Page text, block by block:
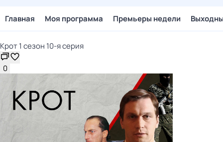
Главная Моя программа Премьеры недели
Крот 1 сезон 10-я серия
0